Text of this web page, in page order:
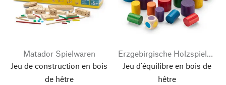
Matador Spielwaren
Jeu de construction en bois
de hêtre
Erzgebirgische Holzspielwaren Ebert
Jeu d'équilibre en bois de
hêtre